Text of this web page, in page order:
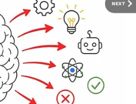
NEXT